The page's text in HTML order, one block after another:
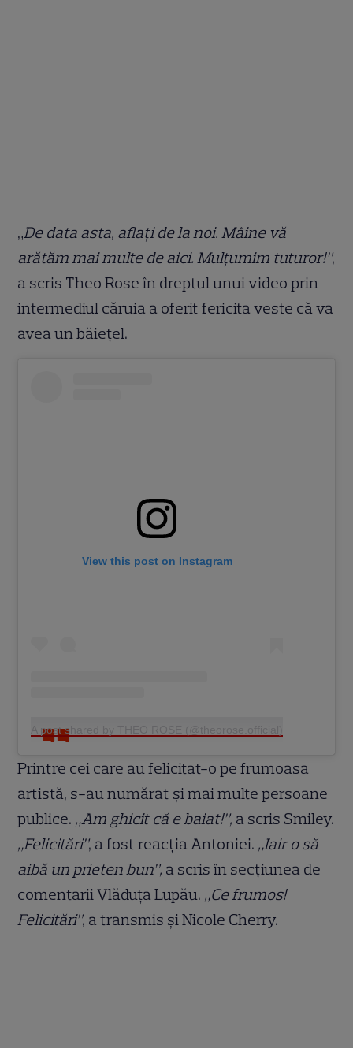
„De data asta, aflați de la noi. Mâine vă
arătăm mai multe de aici. Mulțumim tuturor!”,
a scris Theo Rose în dreptul unui video prin
intermediul căruia a oferit fericita veste că va
avea un băiețel.
View this post on Instagram
A post shared by THEO ROSE (@theorose.official)
Printre cei care au felicitat-o pe frumoasa
artistă, s-au numărat și mai multe persoane
publice. „Am ghicit că e baiat!”, a scris Smiley.
„Felicitări”, a fost reacția Antoniei. „Iair o să
aibă un prieten bun”, a scris în secțiunea de
comentarii Vlăduța Lupău. „Ce frumos!
Felicitări”, a transmis și Nicole Cherry.